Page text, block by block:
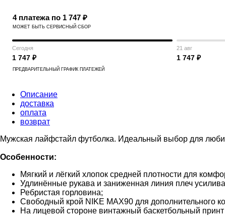
4 платежа по 1 747 ₽
МОЖЕТ БЫТЬ СЕРВИСНЫЙ СБОР
Сегодня
1 747 ₽
21 авг
1 747 ₽
ПРЕДВАРИТЕЛЬНЫЙ ГРАФИК ПЛАТЕЖЕЙ
Описание
доставка
оплата
возврат
Мужская лайфстайл футболка. Идеальный выбор для
Особенности:
Мягкий и лёгкий хлопок средней плотности для
Удлинённые рукава и заниженная линия плеч
Ребристая горловина;
Свободный крой NIKE MAX90 для дополнительного
На лицевой стороне винтажный баскетбольный